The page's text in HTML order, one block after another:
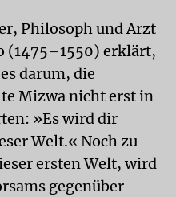
Philosoph und Arzt
(1475–1550) erklärt,
darum, die
Mizwa nicht erst in
»Es wird dir
Welt.« Noch zu
ersten Welt, wird
gegenüber